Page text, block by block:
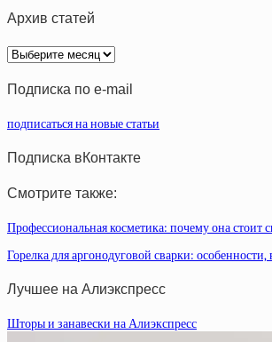
Архив статей
Архив
статей
Подписка по e-mail
подписаться на новые статьи
Подписка вКонтакте
Смотрите также:
Профессиональная косметика: почему она стоит
Горелка для аргонодуговой сварки:
Лучшее на Алиэкспресс
Шторы и занавески на Алиэкспресс